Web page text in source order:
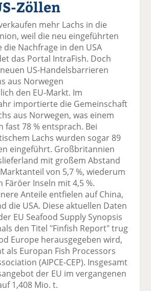
uf
F
ac
e
b
o
k
te
il
e
n
wi
tt
er
n
uf
Li
n
k
e
te
il
n
E
ai
se
n
e
n
Zöllen
mehr Lachs in die
weil die neu eingeführten
die Nachfrage in den USA
das Portal IntraFish. Doch
US-Handelsbarrieren
aus Norwegen
den EU-Markt. Im
importierte die Gemeinschaft
aus Norwegen, was einem
fast 78 % entsprach. Bei
Lachs wurden sogar 89
eingeführt. Großbritannien
mit großem Abstand
von 5,7 %, wiederum
Färöer Inseln mit 4,5 %.
Anteile entfielen auf China,
die USA. Diese aktuellen Daten
EU Seafood Supply Synopsis
den Titel "Finfish Report" trug
Europe herausgegeben wird,
als Europan Fish Processors
(AIPCE-CEP). Insgesamt
der EU im vergangenen
1,408 Mio. t.